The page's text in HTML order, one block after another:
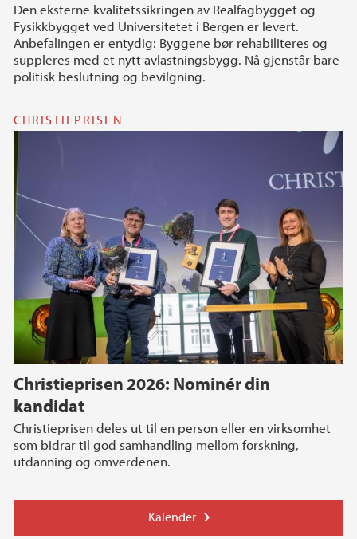
Den eksterne kvalitetssikringen av Realfagbygget og
Fysikkbygget ved Universitetet i Bergen er levert.
Anbefalingen er entydig: Byggene bør rehabiliteres og
suppleres med et nytt avlastningsbygg. Nå gjenstår bare
politisk beslutning og bevilgning.
CHRISTIEPRISEN
Christieprisen 2026: Nominér din
kandidat
Christieprisen deles ut til en person eller en virksomhet
som bidrar til god samhandling mellom forskning,
utdanning og omverdenen.
Kalender